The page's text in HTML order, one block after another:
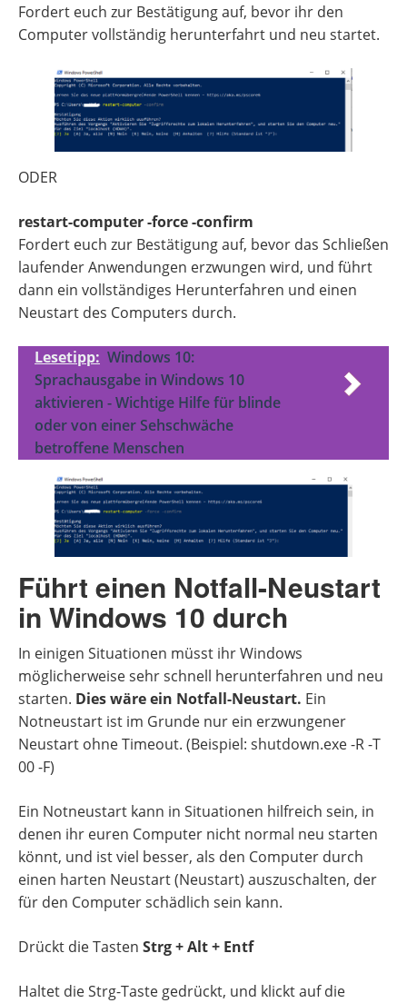
Fordert euch zur Bestätigung auf, bevor ihr den
Computer vollständig herunterfahrt und neu startet.
ODER
restart-computer -force -confirm
Fordert euch zur Bestätigung auf, bevor das Schließen
laufender Anwendungen erzwungen wird, und führt
dann ein vollständiges Herunterfahren und einen
Neustart des Computers durch.
Lesetipp: Windows 10:
Sprachausgabe in Windows 10
aktivieren - Wichtige Hilfe für blinde
oder von einer Sehschwäche
betroffene Menschen
Führt einen Notfall-Neustart
in Windows 10 durch
In einigen Situationen müsst ihr Windows
möglicherweise sehr schnell herunterfahren und neu
starten. Dies wäre ein Notfall-Neustart. Ein
Notneustart ist im Grunde nur ein erzwungener
Neustart ohne Timeout. (Beispiel: shutdown.exe -R -T
00 -F​)
Ein Notneustart kann in Situationen hilfreich sein, in
denen ihr euren Computer nicht normal neu starten
könnt, und ist viel besser, als den Computer durch
einen harten Neustart (Neustart) auszuschalten, der
für den Computer schädlich sein kann.
Drückt die Tasten Strg + Alt + Entf
Haltet die Strg-Taste gedrückt, und klickt auf die